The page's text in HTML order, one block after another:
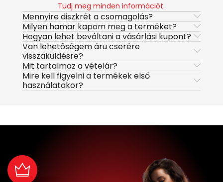
Tudj meg minden információt.
Mennyire diszkrét a csomagolás?
Milyen hamar kapom meg a terméket?
Hogyan lehet beváltani a vásárlási kupont?
Van lehetőségem áru cserére
visszaküldésre?
Mit tartalmaz a vételár?
Mire kell figyelni a termékek első
használatakor?